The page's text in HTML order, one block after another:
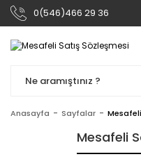
0(546)466 29 36
Anasayfa Sayfalar
Mesafeli